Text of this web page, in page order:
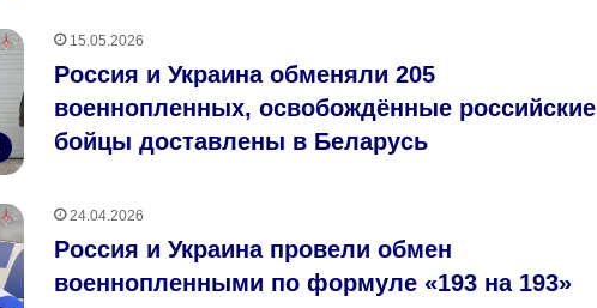
15.05.2026
Россия и Украина обменяли 205
военнопленных, освобождённые российские
бойцы доставлены в Беларусь
24.04.2026
Россия и Украина провели обмен
военнопленными по формуле «193 на 193»